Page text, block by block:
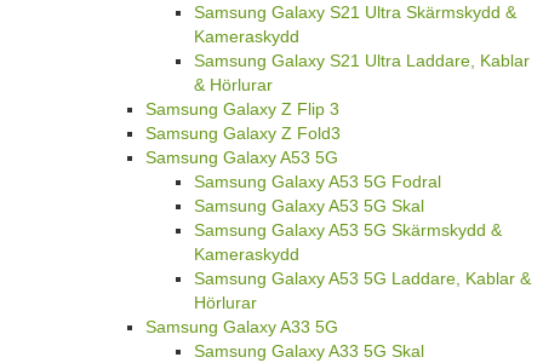
Samsung Galaxy S21 Ultra Skärmskydd &
Kameraskydd
Samsung Galaxy S21 Ultra Laddare, Kablar
& Hörlurar
Samsung Galaxy Z Flip 3
Samsung Galaxy Z Fold3
Samsung Galaxy A53 5G
Samsung Galaxy A53 5G Fodral
Samsung Galaxy A53 5G Skal
Samsung Galaxy A53 5G Skärmskydd &
Kameraskydd
Samsung Galaxy A53 5G Laddare, Kablar &
Hörlurar
Samsung Galaxy A33 5G
Samsung Galaxy A33 5G Skal